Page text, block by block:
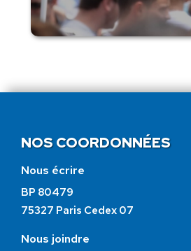
NOS COORDONNÉES
Nous écrire
BP 80479
75327 Paris Cedex 07
Nous joindre